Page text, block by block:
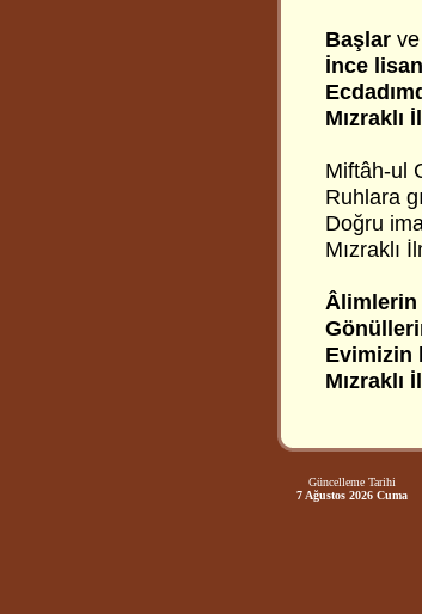
Başlar
İnce
Mızraklı
Miftâh-ul
Ruhlara
Doğru
Mızraklı
Âlimlerin
Evimizin
Mızraklı
Güncelleme Tarihi
7 Ağustos 2026 Cuma